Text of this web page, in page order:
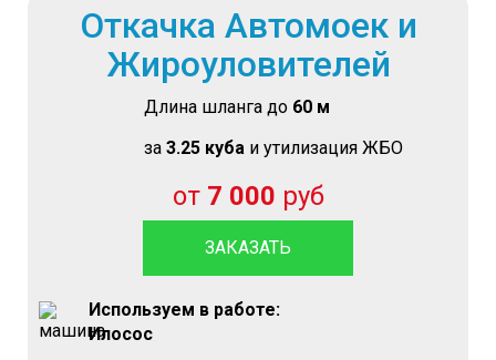
Откачка Автомоек и
Жироуловителей
Длина шланга до 60 м
за 3.25 кубаи утилизация ЖБО
от 7 000 руб
ЗАКАЗАТЬ
Используем в работе:
Илосос